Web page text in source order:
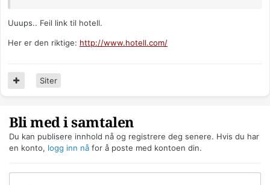
Uuups.. Feil link til hotell.
Her er den riktige: http://www.hotell.com/
Siter
Bli med i samtalen
Du kan publisere innhold nå og registrere deg senere. Hvis du har
en konto, logg inn nå for å poste med kontoen din.